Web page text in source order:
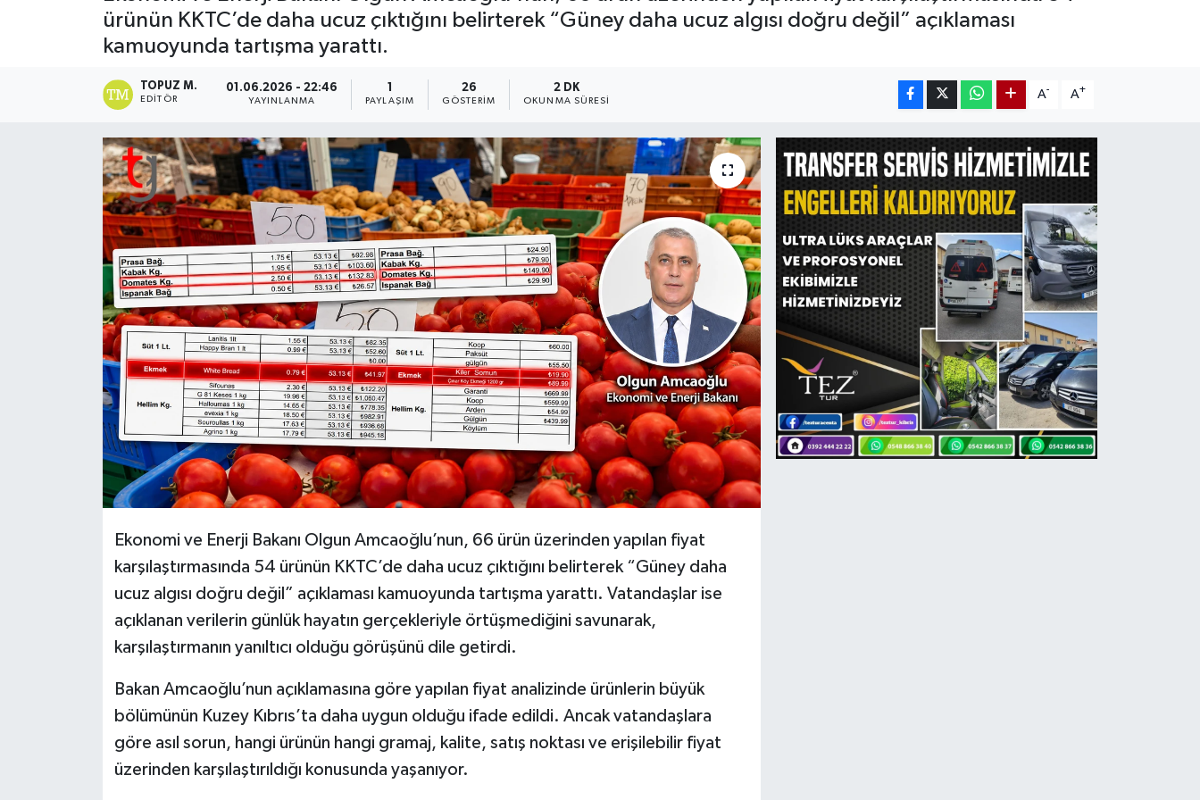
ürünün KKTC’de daha ucuz çıktığını belirterek “Güney daha ucuz algısı doğru değil” açıklaması
kamuoyunda tartışma yarattı.
TOPUZ M.
EDITÖR
01.06.2026 - 22:46
YAYINLANMA PAYLAŞIM
26
GÖSTERIM
2 DK
OKUNMA SÜRESI
A- A+
Ekonomi ve Enerji Bakanı Olgun Amcaoğlu’nun, 66 ürün üzerinden yapılan fiyat
karşılaştırmasında 54 ürünün KKTC’de daha ucuz çıktığını belirterek “Güney daha
ucuz algısı doğru değil” açıklaması kamuoyunda tartışma yarattı. Vatandaşlar ise
açıklanan verilerin günlük hayatın gerçekleriyle örtüşmediğini savunarak,
karşılaştırmanın yanıltıcı olduğu görüşünü dile getirdi.
Bakan Amcaoğlu’nun açıklamasına göre yapılan fiyat analizinde ürünlerin büyük
bölümünün Kuzey Kıbrıs’ta daha uygun olduğu ifade edildi. Ancak vatandaşlara
göre asıl sorun, hangi ürünün hangi gramaj, kalite, satış noktası ve erişilebilir fiyat
üzerinden karşılaştırıldığı konusunda yaşanıyor.